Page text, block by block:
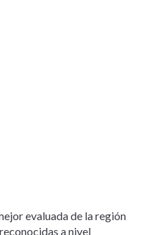
evaluada de la región
a nivel